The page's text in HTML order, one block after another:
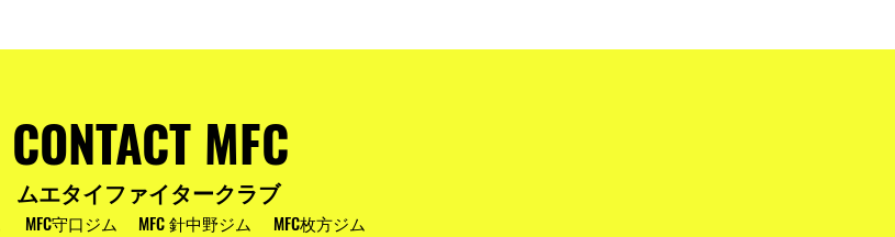
CONTACT MFC
ムエタイファイタークラブ
MFC守口ジム MFC枚方ジム
MFC 針中野ジム